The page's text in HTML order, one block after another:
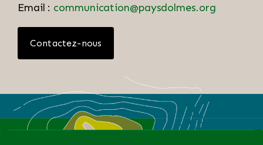
Email : communication@paysdolmes.org
Contactez-nous